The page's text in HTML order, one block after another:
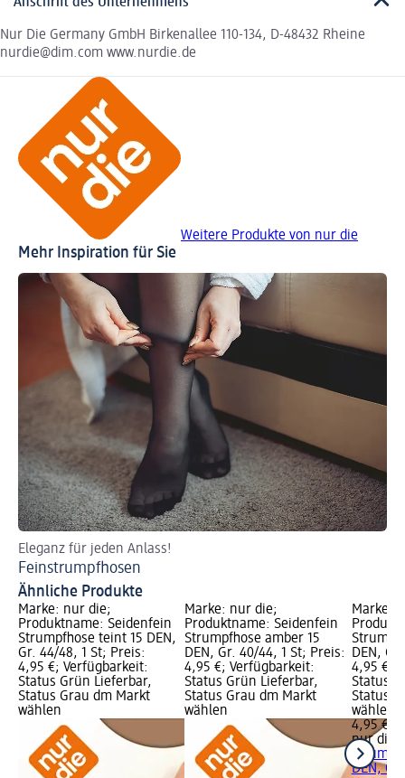
Nur Die Germany GmbH Birkenallee 110-134, D-48432 Rheine
nurdie@dim.com www.nurdie.de
Weitere Produkte von nur die
Mehr Inspiration für Sie
Eleganz für jeden Anlass!
Feinstrumpfhosen
Ähnliche Produkte
Marke: nur die;
Produktname: Seidenfein
Strumpfhose teint 15 DEN,
Gr. 44/48, 1 St; Preis:
4,95 €; Verfügbarkeit:
Status Grün Lieferbar,
Status Grau dm Markt
wählen
Marke: nur die;
Produktname: Seidenfein
Strumpfhose amber 15
DEN, Gr. 40/44, 1 St; Preis:
4,95 €; Verfügbarkeit:
Status Grün Lieferbar,
Status Grau dm Markt
wählen
Marke:
DEN,
4,95 €;
Status
Status
wählen
4,95 €
nur die
DEN,